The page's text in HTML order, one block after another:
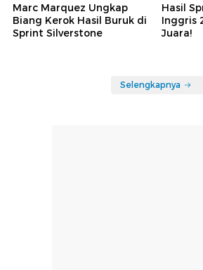
Marc Marquez Ungkap
Biang Kerok Hasil Buruk di
Sprint Silverstone
Hasil
Inggris
Juara!
Selengkapnya